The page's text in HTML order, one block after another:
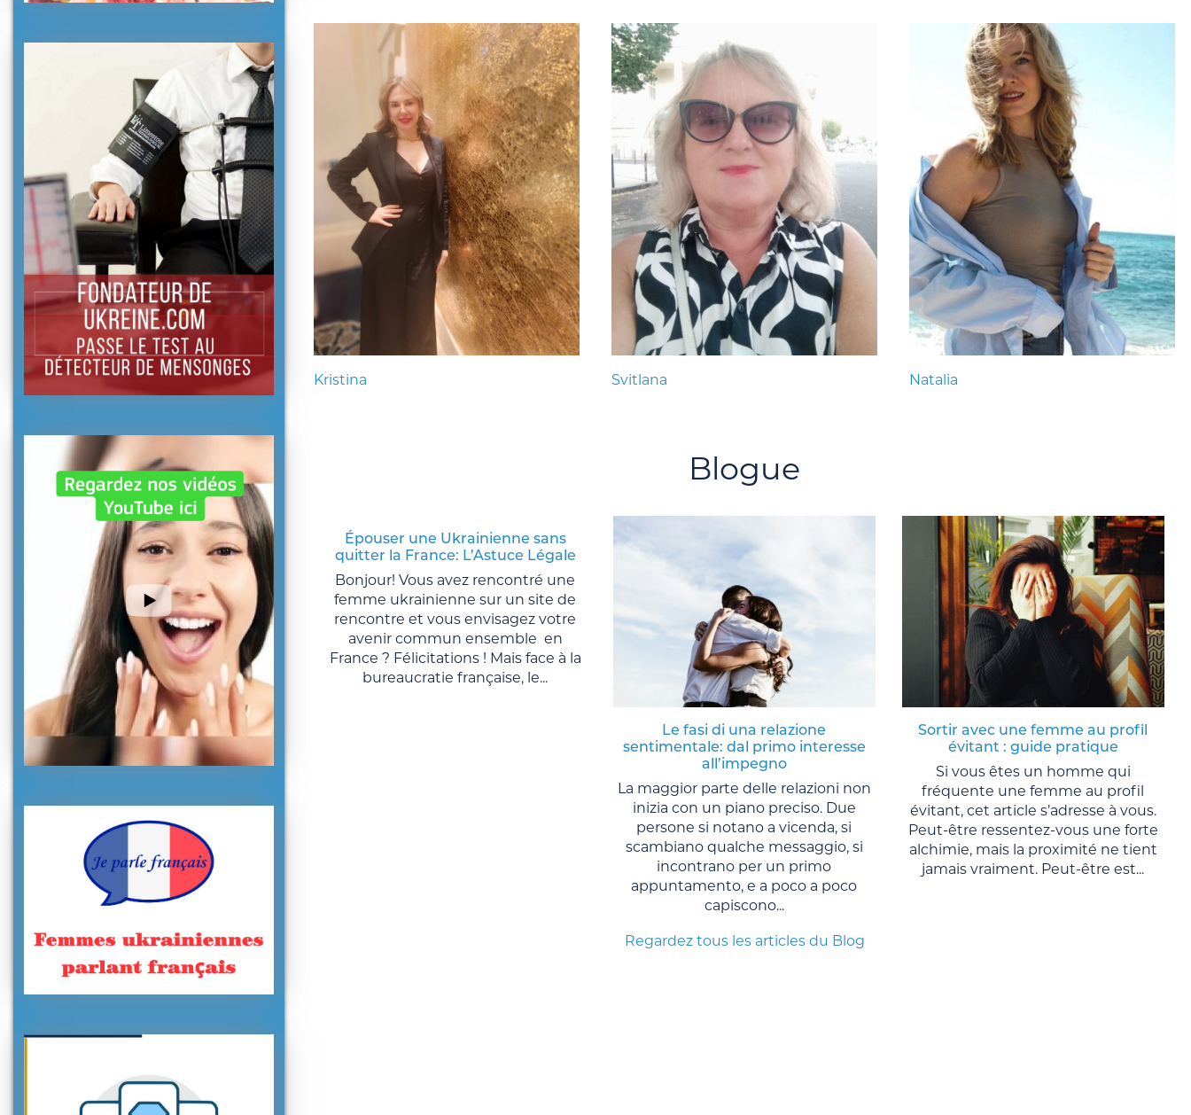
Kristina Svitlana Natalia
Blogue
Épouser une Ukrainienne sans
quitter la France: L’Astuce Légale
Bonjour! Vous avez rencontré une
femme ukrainienne sur un site de
rencontre et vous envisagez votre
avenir commun ensemble en
France ? Félicitations ! Mais face à la
bureaucratie française, le...
Le fasi di una relazione
sentimentale: dal primo interesse
all’impegno
La maggior parte delle relazioni non
inizia con un piano preciso. Due
persone si notano a vicenda, si
scambiano qualche messaggio, si
incontrano per un primo
appuntamento, e a poco a poco
capiscono...
Sortir avec une femme au profil
évitant : guide pratique
Si vous êtes un homme qui
fréquente une femme au profil
évitant, cet article s’adresse à vous.
Peut-être ressentez-vous une forte
alchimie, mais la proximité ne tient
jamais vraiment. Peut-être est...
Regardez tous les articles du Blog